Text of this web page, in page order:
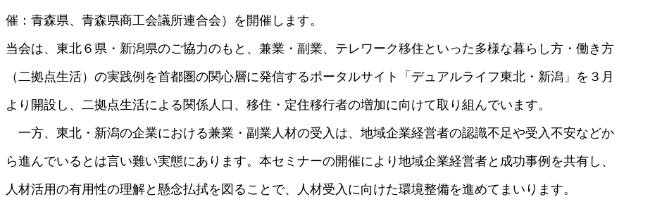
催：青森県、青森県商工会議所連合会）を開催します。
当会は、東北６県・新潟県のご協力のもと、兼業・副業、テレワーク移住といった多様な暮らし方・働き方
（二拠点生活）の実践例を首都圏の関心層に発信するポータルサイト「デュアルライフ東北・新潟」を３月
より開設し、二拠点生活による関係人口、移住・定住移行者の増加に向けて取り組んでいます。
一方、東北・新潟の企業における兼業・副業人材の受入は、地域企業経営者の認識不足や受入不安などか
ら進んでいるとは言い難い実態にあります。本セミナーの開催により地域企業経営者と成功事例を共有し、
人材活用の有用性の理解と懸念払拭を図ることで、人材受入に向けた環境整備を進めてまいります。